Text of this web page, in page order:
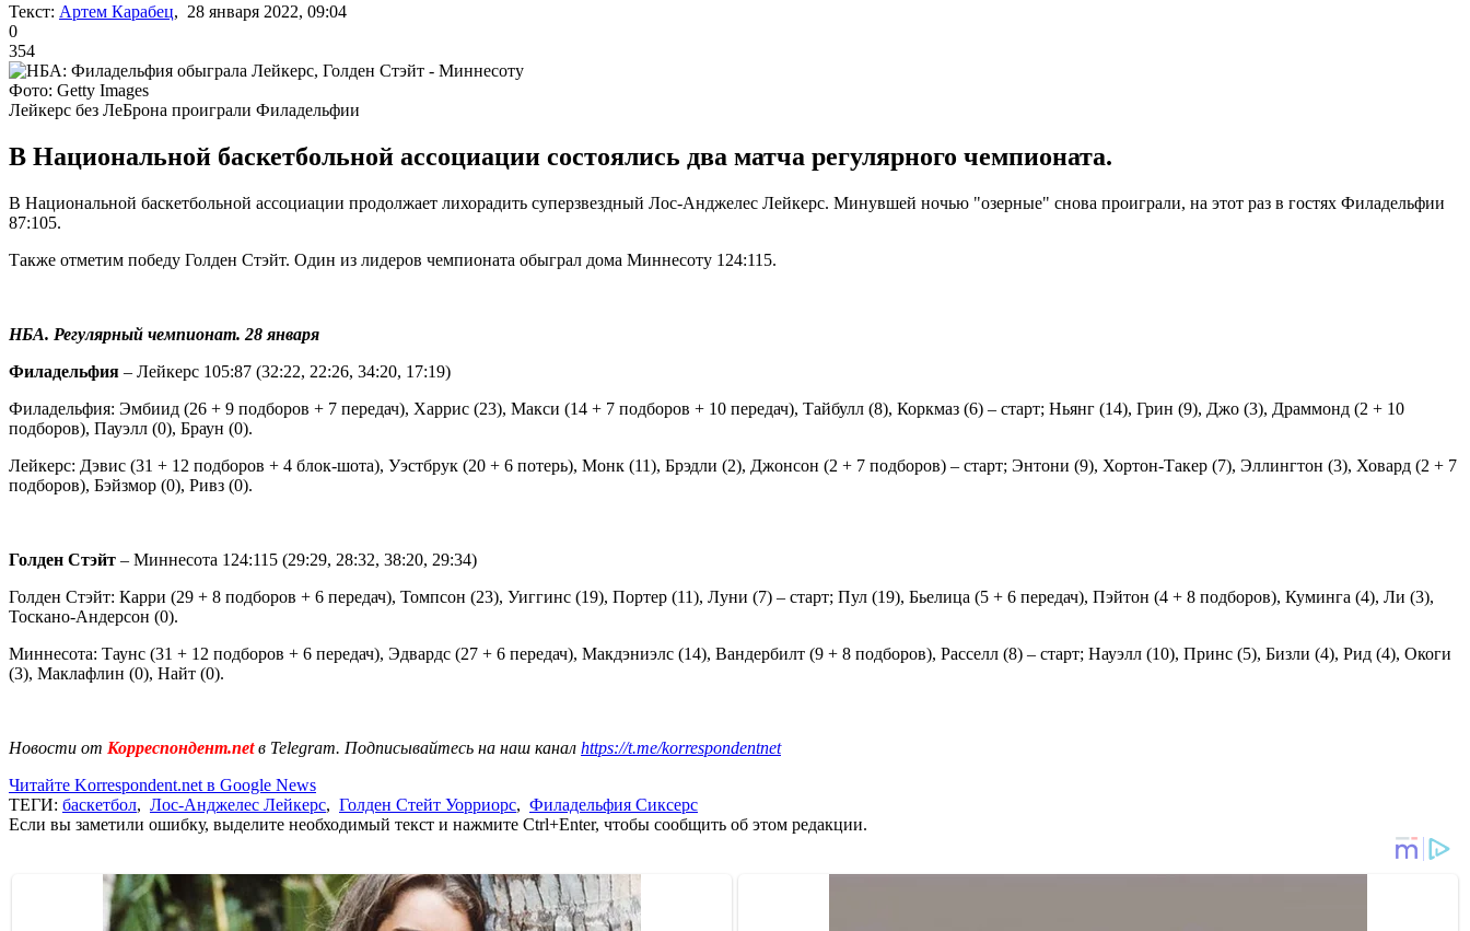
Текст: Артем Карабец, 28 января 2022, 09:04
0
354
Фото: Getty Images
Лейкерс без ЛеБрона проиграли Филадельфии
В Национальной баскетбольной ассоциации состоялись два матча регулярного чемпионата.
В Национальной баскетбольной ассоциации продолжает лихорадить суперзвездный Лос-Анджелес Лейкерс. Минувшей ночью "озерные" снова проиграли, на этот раз в гостях Филадельфии
87:105.
Также отметим победу Голден Стэйт. Один из лидеров чемпионата обыграл дома Миннесоту 124:115.
НБА. Регулярный чемпионат. 28 января
Филадельфия – Лейкерс 105:87 (32:22, 22:26, 34:20, 17:19)
Филадельфия: Эмбиид (26 + 9 подборов + 7 передач), Харрис (23), Макси (14 + 7 подборов + 10 передач), Тайбулл (8), Коркмаз (6) – старт; Ньянг (14), Грин (9), Джо (3), Драммонд (2 + 10
подборов), Пауэлл (0), Браун (0).
Лейкерс: Дэвис (31 + 12 подборов + 4 блок-шота), Уэстбрук (20 + 6 потерь), Монк (11), Брэдли (2), Джонсон (2 + 7 подборов) – старт; Энтони (9), Хортон-Такер (7), Эллингтон (3), Ховард (2 + 7
подборов), Бэйзмор (0), Ривз (0).
Голден Стэйт – Миннесота 124:115 (29:29, 28:32, 38:20, 29:34)
Голден Стэйт: Карри (29 + 8 подборов + 6 передач), Томпсон (23), Уиггинс (19), Портер (11), Луни (7) – старт; Пул (19), Бьелица (5 + 6 передач), Пэйтон (4 + 8 подборов), Куминга (4), Ли (3),
Тоскано-Андерсон (0).
Миннесота: Таунс (31 + 12 подборов + 6 передач), Эдвардс (27 + 6 передач), Макдэниэлс (14), Вандербилт (9 + 8 подборов), Расселл (8) – старт; Науэлл (10), Принс (5), Бизли (4), Рид (4), Окоги
(3), Маклафлин (0), Найт (0).
Новости от Корреспондент.netв Telegram. Подписывайтесь на наш канал https://t.me/korrespondentnet
Читайте Korrespondent.net в Google News
ТЕГИ: баскетбол, Лос-Анджелес Лейкерс, Голден Стейт Уорриорс, Филадельфия Сиксерс
Если вы заметили ошибку, выделите необходимый текст и нажмите Ctrl+Enter, чтобы сообщить об этом редакции.